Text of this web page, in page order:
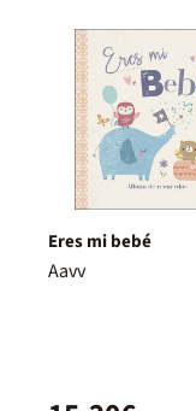
Eres mi bebé
Aavv